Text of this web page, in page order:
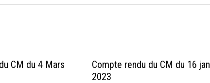
CM du 4 Mars
Compte rendu du CM du 16
2023